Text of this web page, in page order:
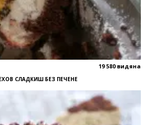
19 580 видяна
СЛАДКИШ БЕЗ ПЕЧЕНЕ